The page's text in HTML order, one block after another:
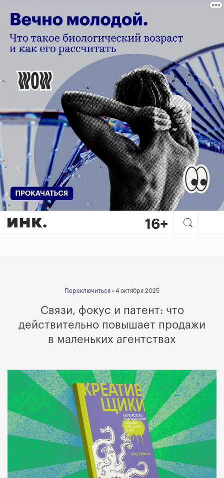
Связи, фокус и патент: что
Переключиться • 4 октября 2025
Связи, фокус и патент: что
действительно повышает продажи
в маленьких агентствах